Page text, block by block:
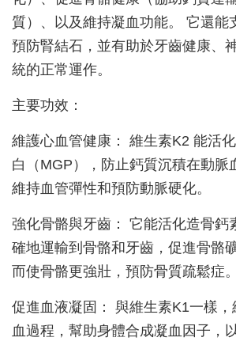
質）、以及維持凝血功能。 它還能
預防腎結石，並有助於牙齒健康、
統的正常運作。
主要功效：
維護心血管健康： 維生素K2 能活
白（MGP），防止鈣質沉積在動脈
維持血管彈性和預防動脈硬化。
強化骨骼與牙齒： 它能活化造骨鈣
確地運輸到骨骼和牙齒，促進骨骼
而使骨骼更強壯，預防骨質疏鬆症。
促進血液凝固： 與維生素K1一樣
血過程，幫助身體合成凝血因子，